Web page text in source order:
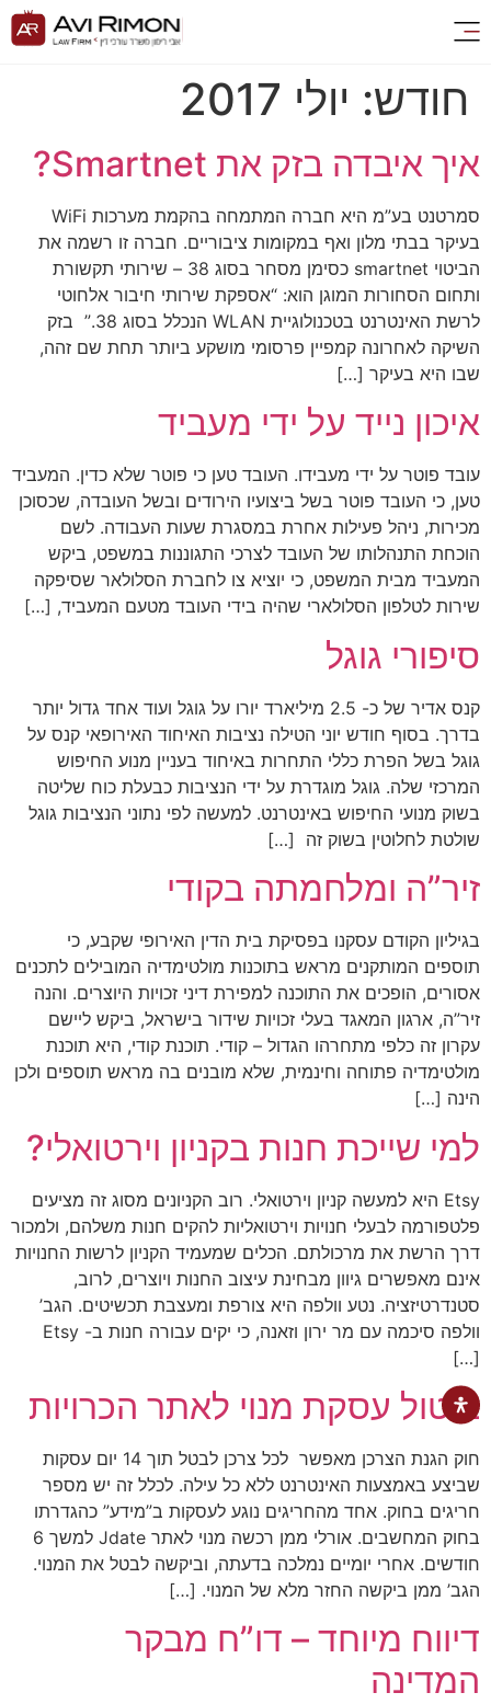
חודש: יולי 2017
איך איבדה בזק את Smartnet?
סמרטנט בע”מ היא חברה המתמחה בהקמת מערכות WiFi
בעיקר בבתי מלון ואף במקומות ציבוריים. חברה זו רשמה את
הביטוי smartnet כסימן מסחר בסוג 38 – שירותי תקשורת
ותחום הסחורות המוגן הוא: “אספקת שירותי חיבור אלחוטי
לרשת האינטרנט בטכנולוגיית WLAN הנכלל בסוג 38.” בזק
השיקה לאחרונה קמפיין פרסומי מושקע ביותר תחת שם זהה,
שבו היא בעיקר […]
איכון נייד על ידי מעביד
עובד פוטר על ידי מעבידו. העובד טען כי פוטר שלא כדין. המעביד
טען, כי העובד פוטר בשל ביצועיו הירודים ובשל העובדה, שכסוכן
מכירות, ניהל פעילות אחרת במסגרת שעות העבודה. לשם
הוכחת התנהלותו של העובד לצרכי התגוננות במשפט, ביקש
המעביד מבית המשפט, כי יוציא צו לחברת הסלולאר שסיפקה
שירות לטלפון הסלולארי שהיה בידי העובד מטעם המעביד, […]
סיפורי גוגל
קנס אדיר של כ- 2.5 מיליארד יורו על גוגל ועוד אחד גדול יותר
בדרך. בסוף חודש יוני הטילה נציבות האיחוד האירופאי קנס על
גוגל בשל הפרת כללי התחרות באיחוד בעניין מנוע החיפוש
המרכזי שלה. גוגל מוגדרת על ידי הנציבות כבעלת כוח שליטה
בשוק מנועי החיפוש באינטרנט. למעשה לפי נתוני הנציבות גוגל
שולטת לחלוטין בשוק זה […]
זיר”ה ומלחמתה בקודי
בגיליון הקודם עסקנו בפסיקת בית הדין האירופי שקבע, כי
תוספים המותקנים מראש בתוכנות מולטימדיה המובילים לתכנים
אסורים, הופכים את התוכנה למפירת דיני זכויות היוצרים. והנה
זיר”ה, ארגון המאגד בעלי זכויות שידור בישראל, ביקש ליישם
עקרון זה כלפי מתחרהו הגדול – קודי. תוכנת קודי, היא תוכנת
מולטימדיה פתוחה וחינמית, שלא מובנים בה מראש תוספים ולכן
הינה […]
למי שייכת חנות בקניון וירטואלי?
Etsy היא למעשה קניון וירטואלי. רוב הקניונים מסוג זה מציעים
פלטפורמה לבעלי חנויות וירטואליות להקים חנות משלהם, ולמכור
דרך הרשת את מרכולתם. הכלים שמעמיד הקניון לרשות החנויות
אינם מאפשרים גיוון מבחינת עיצוב החנות ויוצרים, לרוב,
סטנדרטיזציה. נטע וולפה היא צורפת ומעצבת תכשיטים. הגב’
וולפה סיכמה עם מר ירון וזאנה, כי יקים עבורה חנות ב- Etsy
[…]
ביטול עסקת מנוי לאתר הכרויות
חוק הגנת הצרכן מאפשר לכל צרכן לבטל תוך 14 יום עסקות
שביצע באמצעות האינטרנט ללא כל עילה. לכלל זה יש מספר
חריגים בחוק. אחד מהחריגים נוגע לעסקות ב”מידע” כהגדרתו
בחוק המחשבים. אורלי ממן רכשה מנוי לאתר Jdate למשך 6
חודשים. אחרי יומיים נמלכה בדעתה, וביקשה לבטל את המנוי.
הגב’ ממן ביקשה החזר מלא של המנוי. […]
דיווח מיוחד – דו”ח מבקר
המדינה